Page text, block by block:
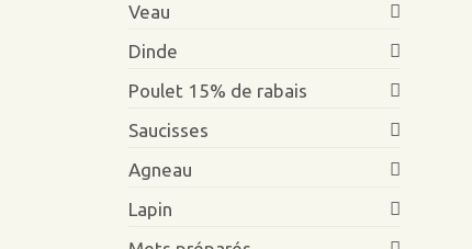
Veau
Dinde
Poulet 15% de rabais
Saucisses
Agneau
Lapin